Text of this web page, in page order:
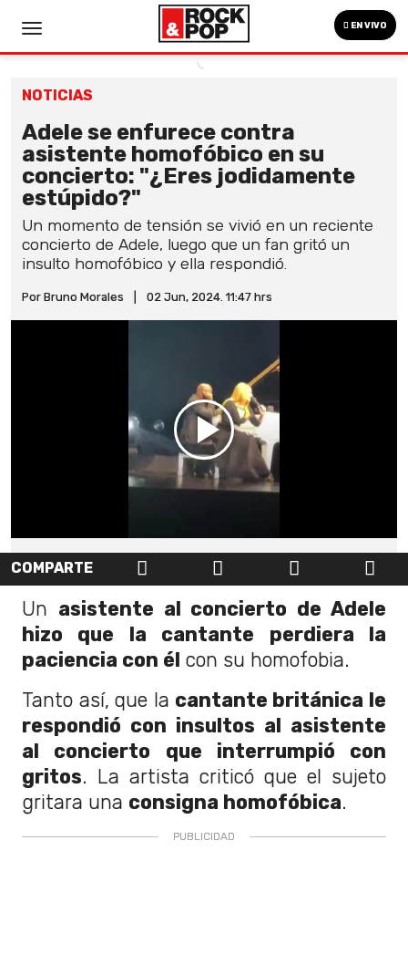
EN VIVO
NOTICIAS
Adele se enfurece contra
asistente homofóbico en su
concierto: "¿Eres jodidamente
estúpido?"
Un momento de tensión se vivió en un reciente
concierto de Adele, luego que un fan gritó un
insulto homofóbico y ella respondió.
Por Bruno Morales 02 Jun, 2024. 11:47 hrs
COMPARTE
Un asistente al concierto de Adele
hizo que la cantante perdiera la
paciencia con él con su homofobia.
Tanto así, que la cantante británica le
respondió con insultos al asistente
al concierto que interrumpió con
gritos. La artista criticó que el sujeto
gritara una consigna homofóbica.